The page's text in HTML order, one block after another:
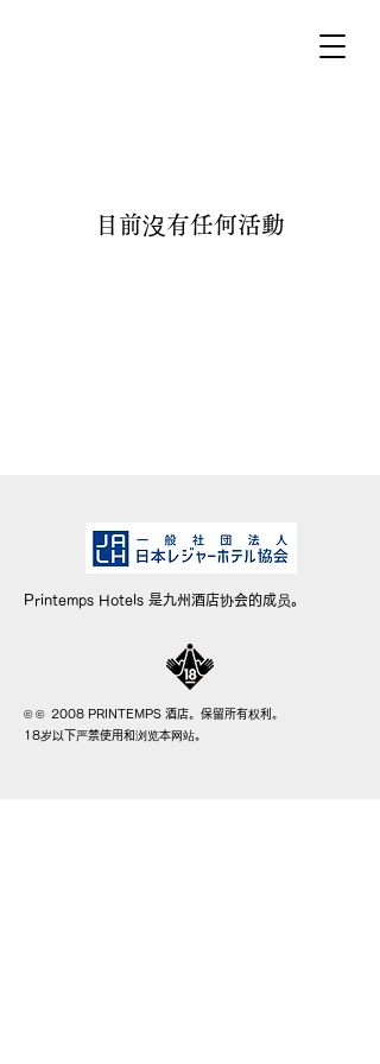
目前沒有任何活動
Printemps Hotels 是九州酒店协会的成员。
18岁以下严禁使用和浏览本网站。
© © 2008 PRINTEMPS 酒店。保留所有权利。